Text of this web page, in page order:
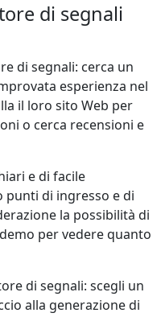
di segnali
di segnali: cerca un
esperienza nel
il loro sito Web per
o cerca recensioni e
e di facile
punti di ingresso e di
la possibilità di
per vedere quanto
di segnali: scegli un
alla generazione di